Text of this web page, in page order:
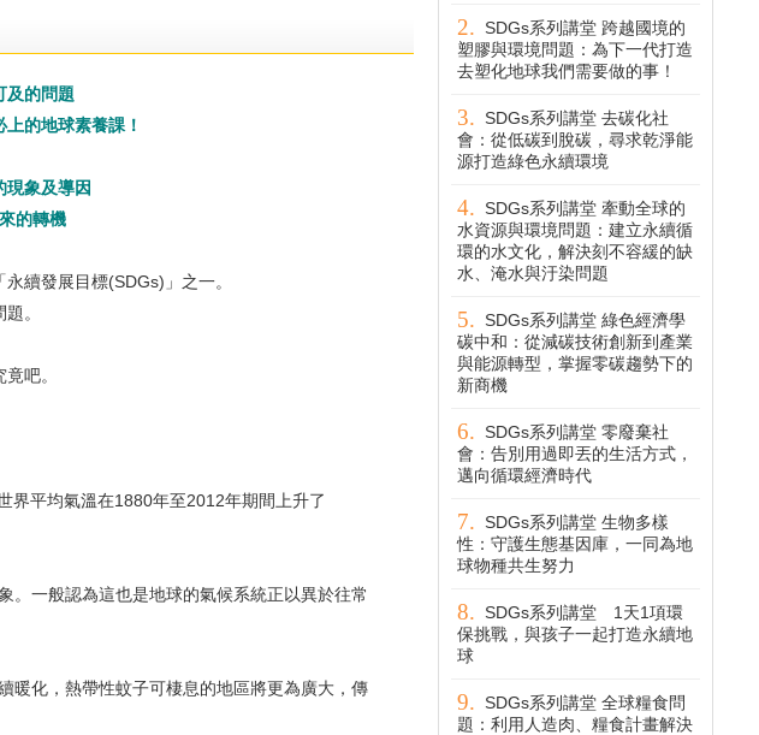
及的問題
的地球素養課！
現象及導因
的轉機
續發展目標(SDGs)」之一。
。
吧。
平均氣溫在1880年至2012年期間上升了
一般認為這也是地球的氣候系統正以異於往常
化，熱帶性蚊子可棲息的地區將更為廣大，傳
SDGs系列講堂 跨越國境的
塑膠與環境問題：為下一代打造
去塑化地球我們需要做的事！
SDGs系列講堂 去碳化社
會：從低碳到脫碳，尋求乾淨能
源打造綠色永續環境
SDGs系列講堂 牽動全球的
水資源與環境問題：建立永續循
環的水文化，解決刻不容緩的缺
水、淹水與汙染問題
SDGs系列講堂 綠色經濟學
碳中和：從減碳技術創新到產業
與能源轉型，掌握零碳趨勢下的
新商機
SDGs系列講堂 零廢棄社
會：告別用過即丟的生活方式，
邁向循環經濟時代
SDGs系列講堂 生物多樣
性：守護生態基因庫，一同為地
球物種共生努力
SDGs系列講堂 1天1項環
保挑戰，與孩子一起打造永續地
球
SDGs系列講堂 全球糧食問
題：利用人造肉、糧食計畫解決